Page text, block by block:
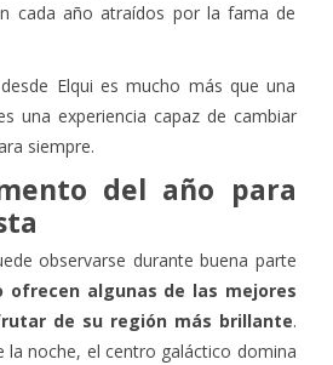
cada año atraídos por la fama de
Elqui es mucho más que una
una experiencia capaz de cambiar
siempre.
del año para
observarse durante buena parte
ofrecen algunas de las mejores
de su región más brillante.
la noche, el centro galáctico domina